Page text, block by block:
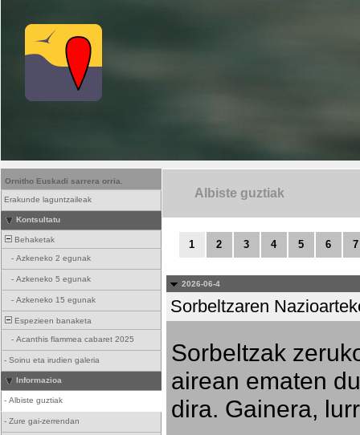
Ornitho Euskadi sarrera orria.
Erakunde laguntzaileak
Kontsultatu
Behaketak
- Azkeneko 2 egunak
- Azkeneko 5 egunak
- Azkeneko 15 egunak
Espezieen banaketa
- Acanthis flammea cabaret 2025
- Soinu eta irudien galeria
Informazioa
- Albiste guztiak
- Zure gai-zerrendan
Albiste guztiak
1 2 3 4 5 6 7
2026-06-4
Sorbeltzaren
Sorbeltzak
airean ematen
dira. Gainera,